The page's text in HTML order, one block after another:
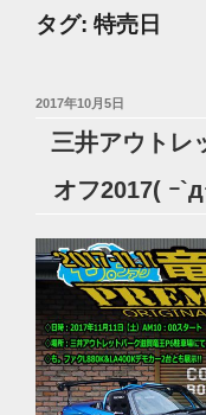
タグ: 特売日
投
2017年10月5日
三井アウトレ
オフ2017( ｰ`д